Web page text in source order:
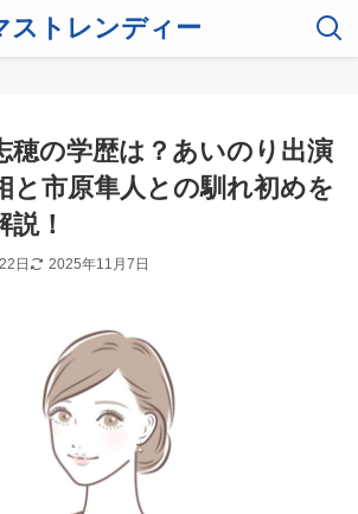
ストレンディー
穂の学歴は？あいのり出演
と市原隼人との馴れ初めを
説！
日 2025年11月7日